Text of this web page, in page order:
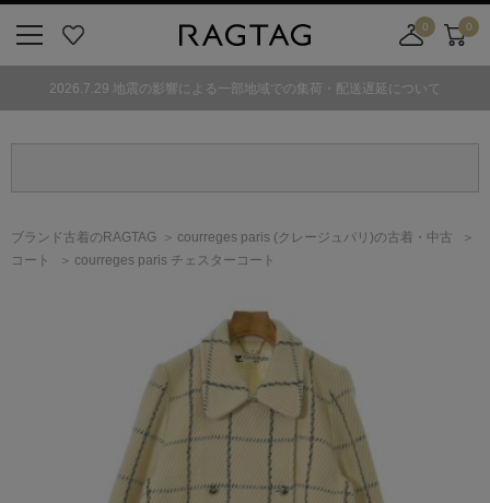
気
0
舗
カ
ト
0
2026.7.29 地震の影響による一部地域での集荷・配送遅延について
ブランド古着のRAGTAG courreges paris (クレージュパリ)の古着・中古
コート
courreges paris チェスターコート